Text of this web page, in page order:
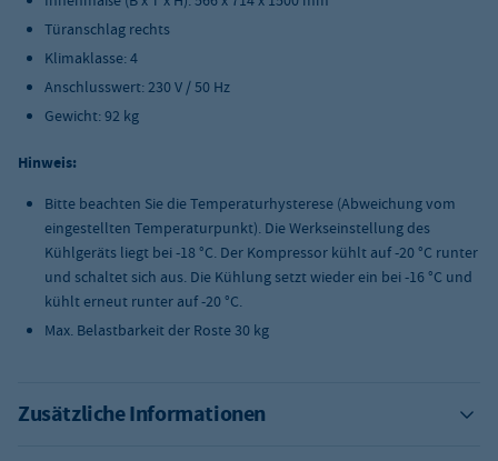
Türanschlag rechts
Klimaklasse: 4
Anschlusswert: 230 V / 50 Hz
Gewicht: 92 kg
Hinweis:
Bitte beachten Sie die Temperaturhysterese (Abweichung vom
eingestellten Temperaturpunkt). Die Werkseinstellung des
Kühlgeräts liegt bei -18 °C. Der Kompressor kühlt auf -20 °C runter
und schaltet sich aus. Die Kühlung setzt wieder ein bei -16 °C und
kühlt erneut runter auf -20 °C.
Max. Belastbarkeit der Roste 30 kg
Zusätzliche Informationen